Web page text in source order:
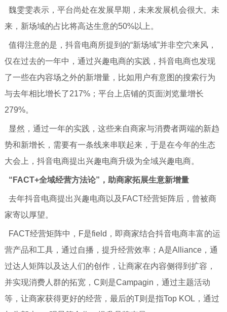
魏雯雯表示，平台尚处在发展早期，未来发展机会很大。未
来，新场域的占比将高达生意的50%以上。
值得注意的是，抖音电商所提到的“新场域”并非空穴来风，
仅在过去的一年中，通过兴趣电商的实践，抖音电商也发现
了一些在内容场之外的新增量，比如用户有意图的搜索行为
与去年相比增长了217%；平台上店铺的页面浏览量增长
279%。
显然，通过一年的实践，这些来自商家与消费者两端的新趋
势和新增长，需要有一条线来串联起来，于是在今年的生态
大会上，抖音电商提出兴趣电商升级为全域兴趣电商。
“FACT+全域经营方法论”，助商家拓展生意新增量
去年抖音电商提出兴趣电商以及FACT经营矩阵后，曾被商
家寄以厚望。
FACT经营矩阵中，F是field，即商家结合抖音电商丰富的运
营产品和工具，通过自播，提升经营效率；A是Alliance，通
过达人矩阵以及达人们的创作，让商家在内容侧得到扩容，
并实现消费人群的拓宽，C则是Campagin，通过主题活动
等，让商家获得更好的经营，最后的T则是指Top KOL，通过